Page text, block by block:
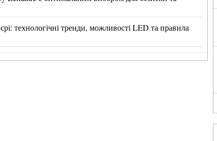
технологічні тренди, можливості LED та правила